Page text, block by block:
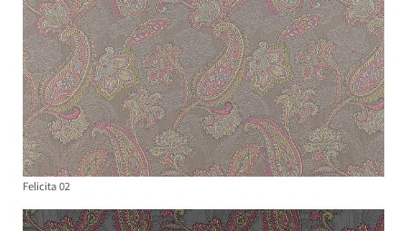
Felicita 02